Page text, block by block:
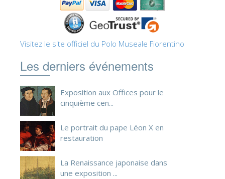
Visitez le site officiel du Polo Museale Fiorentino
Les derniers événements
Exposition aux Offices pour le
cinquième cen...
Le portrait du pape Léon X en
restauration
La Renaissance japonaise dans
une exposition ...